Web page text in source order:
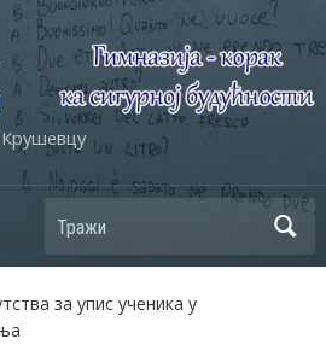
Крушевцу
за упис ученика у